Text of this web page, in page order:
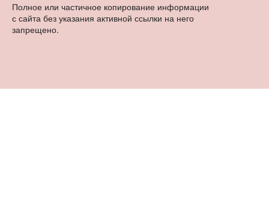
Полное или частичное копирование информации
с сайта без указания активной ссылки на него
запрещено.